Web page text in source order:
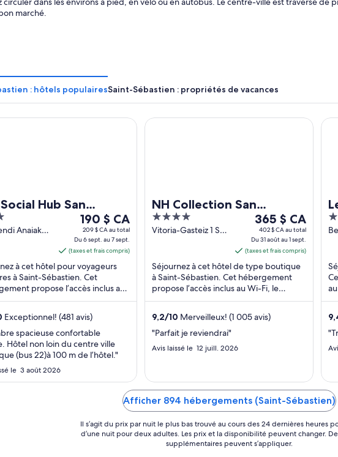
marché.
: hôtels populairesSaint-Sébastien : propriétés de vacances
Hub San
Anaiak
Le
prix
est
de 190 $ CA
par
nuit
du 6
au 7
sept.
190 $ CA
209 $ CA au total
Du 6 sept. au 7 sept.
(taxes et frais compris)
à cet hôtel pour voyageurs
à Saint-Sébastien. Cet
propose l’accès inclus au
piscine extérieure, en saison
Exceptionnel! (481 avis)
spacieuse confortable
Hôtel non loin du centre ville
(bus 22)à 100 m de l’hôtel."
le 3 août 2026
Hub San Sebastián
NH Collection San
Sebastián Aránzazu
4
out
Vitoria-Gasteiz 1 San
Le
prix
est
de 365 $ CA
par
nuit
du 31
au 1
365 $ CA
402 $ CA au total
Du 31 août au 1 sept.
(taxes et frais compris)
Séjournez à cet hôtel de type boutique
à Saint-Sébastien. Cet hébergement
propose l’accès inclus au Wi-Fi, le
déjeuner (supplément) et un service aux
9,2/10 Merveilleux! (1 005 avis)
"Parfait je reviendrai"
Avis laissé le 12 juill. 2026
NH Collection San Sebastián Aránzazu
3
Afficher 894 hébergements (Saint-Sébastien)
Il s’agit du prix par nuit le plus bas trouvé au cours des 24 dernières heures
d’une nuit pour deux adultes. Les prix et la disponibilité peuvent changer.
supplémentaires peuvent s’appliquer.